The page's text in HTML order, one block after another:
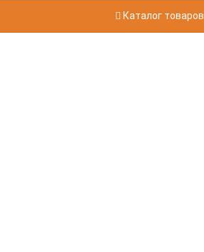
Каталог товаров